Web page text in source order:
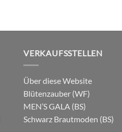
VERKAUFSSTELLEN
Über diese Website
Blütenzauber (WF)
MEN’S GALA (BS)
Schwarz Brautmoden (BS)